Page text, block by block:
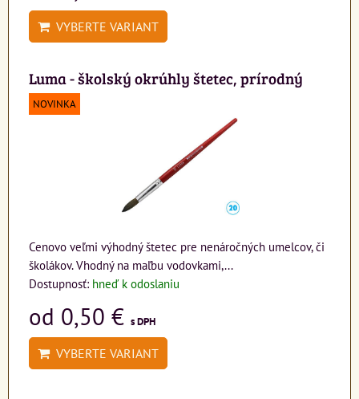
VYBERTE VARIANT
Luma - školský okrúhly štetec, prírodný
NOVINKA
Cenovo veľmi výhodný štetec pre nenáročných umelcov, či
školákov. Vhodný na maľbu vodovkami,...
Dostupnosť: hneď k odoslaniu
od 0,50 € s DPH
VYBERTE VARIANT